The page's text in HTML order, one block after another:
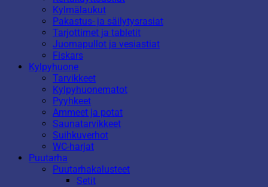
Kylmälaukut
Pakastus- ja säilytysrasiat
Tarjottimet ja tabletit
Juomapullot ja vesiastiat
Fiskars
Kylpyhuone
Tarvikkeet
Kylpyhuonematot
Pyyhkeet
Ammeet ja potat
Saunatarvikkeet
Suihkuverhot
WC-harjat
Puutarha
Puutarhakalusteet
Setit